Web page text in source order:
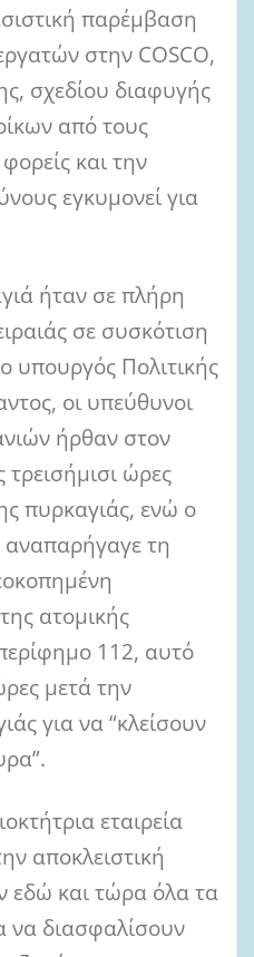
παρέμβαση
στην COSCO,
σχεδίου διαφυγής
από τους
και την
εγκυμονεί για
ήταν σε πλήρη
σε συσκότιση
υπουργός Πολιτικής
οι υπεύθυνοι
ήρθαν στον
ώρες
πυρκαγιάς, ενώ ο
τη
ατομικής
112, αυτό
μετά την
για να “κλείσουν
εταιρεία
αποκλειστική
εδώ και τώρα όλα τα
να διασφαλίσουν